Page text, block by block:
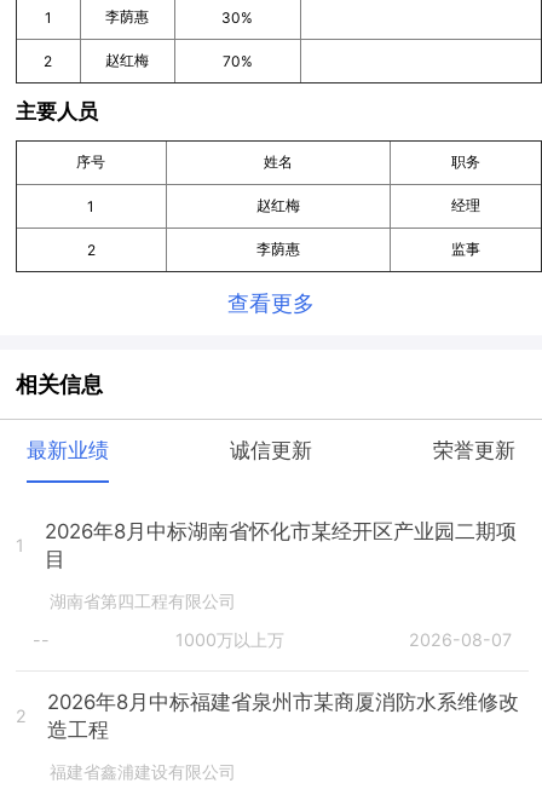
1 李荫惠 30%
2 赵红梅 70%
主要人员
序号 姓名 职务
1 赵红梅 经理
2 李荫惠 监事
查看更多
相关信息
最新业绩 诚信更新 荣誉更新
1
2026年8月中标湖南省怀化市某经开区产业园二期项
目
湖南省第四工程有限公司
--
1000万以上万 2026-08-07
2
2026年8月中标福建省泉州市某商厦消防水系维修改
造工程
福建省鑫浦建设有限公司